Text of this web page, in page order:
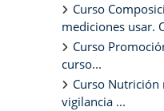
Curso
mediciones usar.
Curso
curso...
Curso Nutrición
vigilancia ...